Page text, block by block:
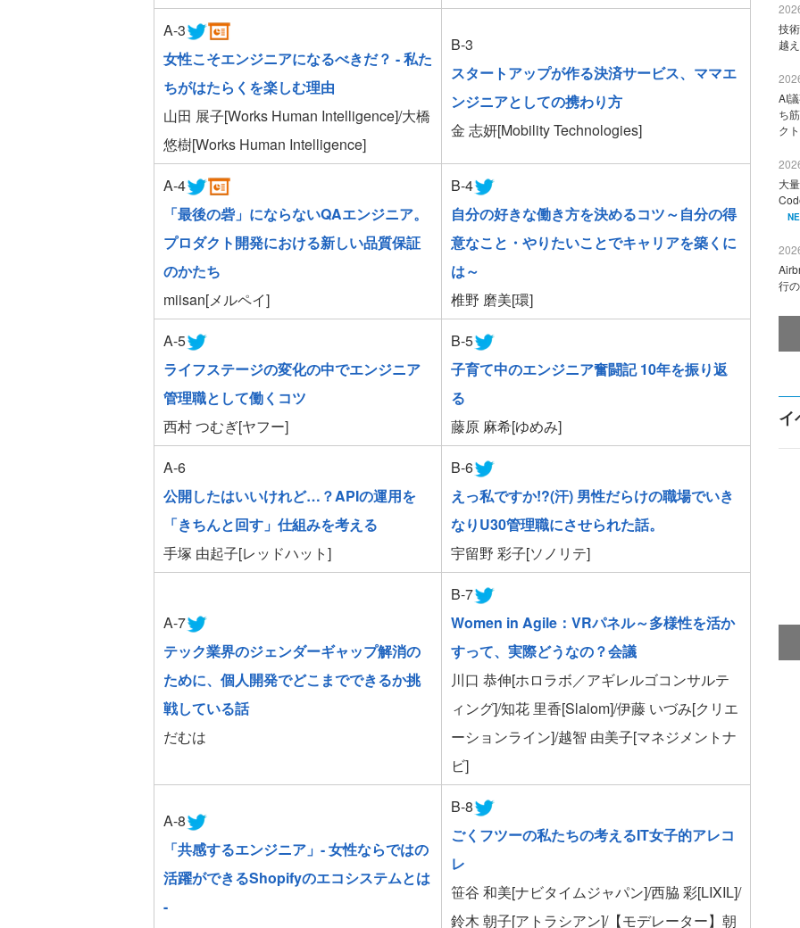
A-3
女性こそエンジニアになるべきだ？ - 私た
ちがはたらくを楽しむ理由
山田 展子[Works Human Intelligence]/大橋
悠樹[Works Human Intelligence]
B-3
スタートアップが作る決済サービス、ママエ
ンジニアとしての携わり方
金 志妍[Mobility Technologies]
A-4
「最後の砦」にならないQAエンジニア。
プロダクト開発における新しい品質保証
のかたち
miisan[メルペイ]
B-4
自分の好きな働き方を決めるコツ～自分の得
意なこと・やりたいことでキャリアを築くに
は～
椎野 磨美[環]
A-5
ライフステージの変化の中でエンジニア
管理職として働くコツ
西村 つむぎ[ヤフー]
B-5
子育て中のエンジニア奮闘記 10年を振り返
る
藤原 麻希[ゆめみ]
A-6
公開したはいいけれど…？APIの運用を
「きちんと回す」仕組みを考える
手塚 由起子[レッドハット]
B-6
えっ私ですか!?(汗) 男性だらけの職場でいき
なりU30管理職にさせられた話。
宇留野 彩子[ソノリテ]
A-7
テック業界のジェンダーギャップ解消の
ために、個人開発でどこまでできるか挑
戦している話
だむは
B-7
Women in Agile：VRパネル～多様性を活か
すって、実際どうなの？会議
川口 恭伸[ホロラボ／アギレルゴコンサルテ
ィング]/知花 里香[Slalom]/伊藤 いづみ[クリエ
ーションライン]/越智 由美子[マネジメントナ
ビ]
A-8
「共感するエンジニア」- 女性ならではの
活躍ができるShopifyのエコシステムとは
-
B-8
ごくフツーの私たちの考えるIT女子的アレコ
レ
笹谷 和美[ナビタイムジャパン]/西脇 彩[LIXIL]/
鈴木 朝子[アトラシアン]/【モデレーター】朝
技
越
AI
ち
ク
大
行
イ